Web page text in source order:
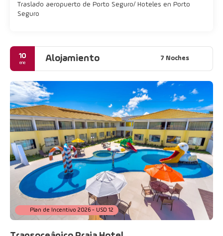
Traslado aeropuerto de Porto Seguro/ Hoteles en Porto
Seguro
10
ene Alojamiento 7 Noches
Plan de Incentivo 2026 - USD 12